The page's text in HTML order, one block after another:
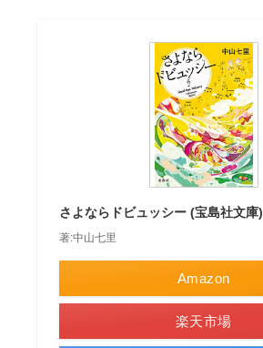
さよならドビュッシー (宝島社文庫)
著:中山七里
Amazon
楽天市場